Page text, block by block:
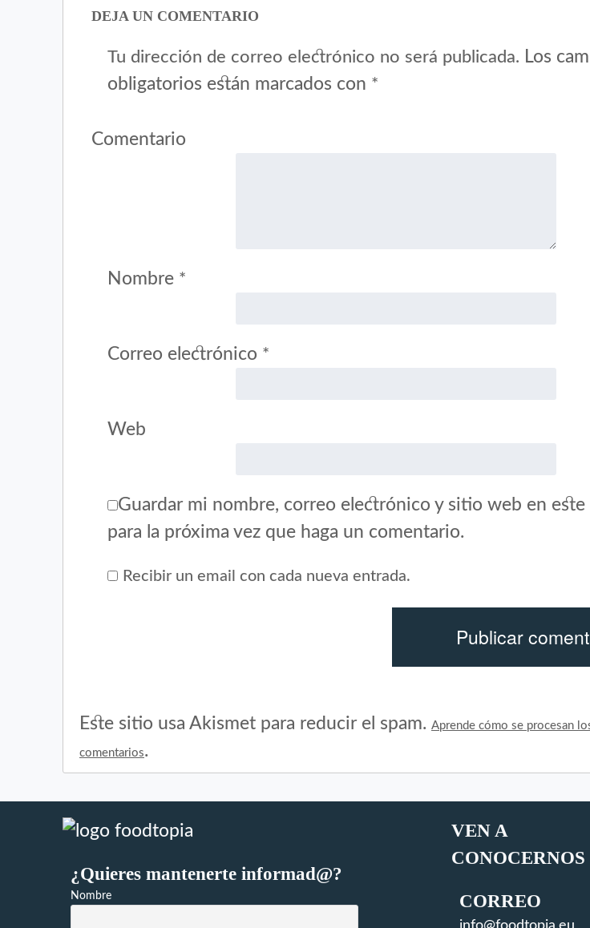
DEJA UN COMENTARIO
Tu dirección de correo electrónico no será publicada. Los
obligatorios están marcados con *
Comentario
Nombre *
Correo electrónico *
Web
Guardar mi nombre, correo electrónico y sitio web en este
para la próxima vez que haga un comentario.
Recibir un email con cada nueva entrada.
Este sitio usa Akismet para reducir el spam. Aprende cómo se procesan
comentarios.
¿Quieres mantenerte informad@?
Nombre
VEN A
CONOCERNOS
CORREO